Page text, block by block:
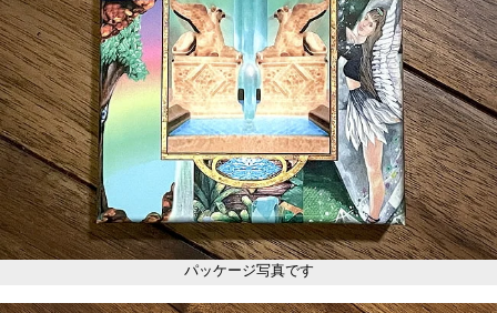
パッケージ写真です